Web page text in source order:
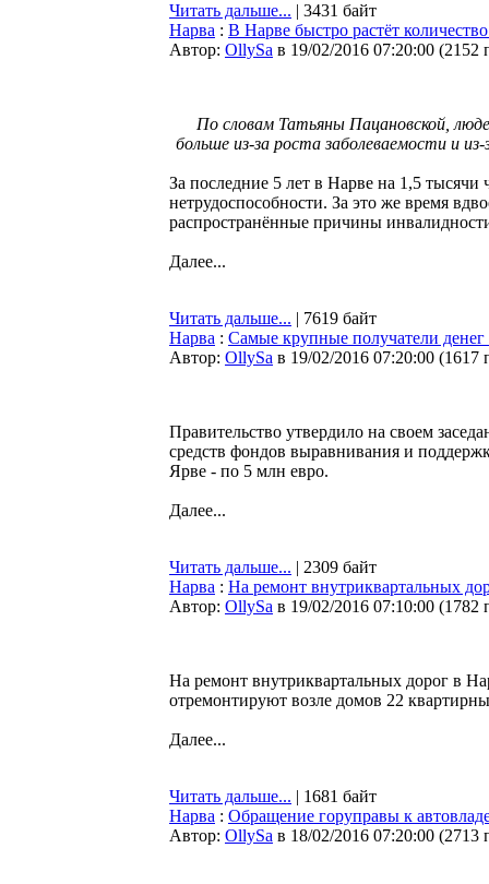
Читать дальше... | 3431 байт
Нарва : В Нарве быстро растёт
Автор: OllySa в 19/02/2016 07:20:00 (2152
По словам Татьяны Пацановской,
больше из-за роста заболеваемости и
За последние 5 лет в Нарве на 1,5
нетрудоспособности. За это же время
распространённые причины
Далее...
Читать дальше... | 7619 байт
Нарва : Самые крупные получатели
Автор: OllySa в 19/02/2016 07:20:00 (1617
Правительство утвердило на своем
средств фондов выравнивания и
Ярве - по 5 млн евро.
Далее...
Читать дальше... | 2309 байт
Нарва : На ремонт внутриквартальных
Автор: OllySa в 19/02/2016 07:10:00 (1782
На ремонт внутриквартальных дорог в
отремонтируют возле домов 22
Далее...
Читать дальше... | 1681 байт
Нарва : Обращение горуправы к
Автор: OllySa в 18/02/2016 07:20:00 (2713